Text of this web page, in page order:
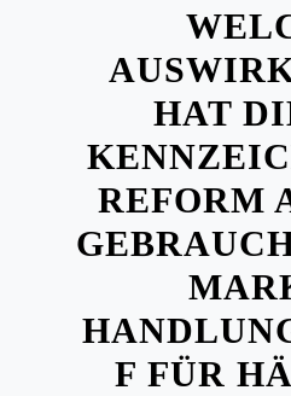
HAT
REFORM
F FÜR